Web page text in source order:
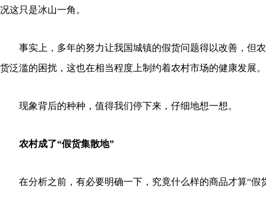
况这只是冰山一角。
事实上，多年的努力让我国城镇的假货问题得以改善，但
货泛滥的困扰，这也在相当程度上制约着农村市场的健康发展。
现象背后的种种，值得我们停下来，仔细地想一想。
农村成了“假货集散地”
在分析之前，有必要明确一下，究竟什么样的商品才算“假